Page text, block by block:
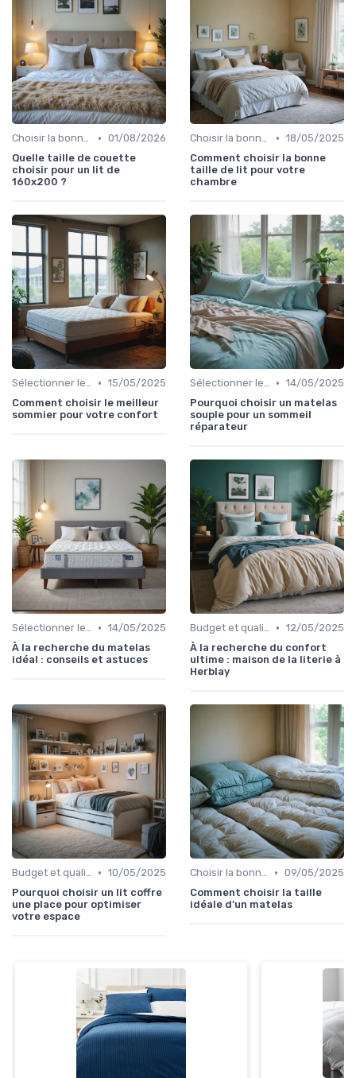
Choisir la bonne taille • 01/08/2026
Quelle taille de couette
choisir pour un lit de
160x200 ?
Choisir la bonne taille • 18/05/2025
Comment choisir la bonne
taille de lit pour votre
chambre
Sélectionner le niveau de fermeté • 15/05/2025
Comment choisir le meilleur
sommier pour votre confort
Sélectionner le niveau de fermeté • 14/05/2025
Pourquoi choisir un matelas
souple pour un sommeil
réparateur
Sélectionner le niveau de fermeté • 14/05/2025
À la recherche du matelas
idéal : conseils et astuces
Budget et qualité • 12/05/2025
À la recherche du confort
ultime : maison de la literie à
Herblay
Budget et qualité • 10/05/2025
Pourquoi choisir un lit coffre
une place pour optimiser
votre espace
Choisir la bonne taille • 09/05/2025
Comment choisir la taille
idéale d'un matelas